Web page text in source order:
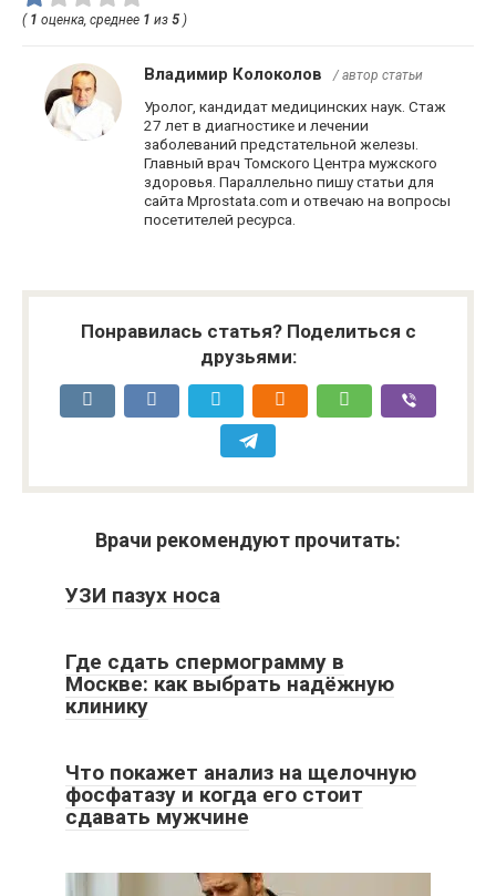
( 1 оценка, среднее 1 из 5 )
Владимир Колоколов / автор статьи
Уролог, кандидат медицинских наук. Стаж
27 лет в диагностике и лечении
заболеваний предстательной железы.
Главный врач Томского Центра мужского
здоровья. Параллельно пишу статьи для
сайта Mprostata.com и отвечаю на вопросы
посетителей ресурса.
Понравилась статья? Поделиться с
друзьями:
Врачи рекомендуют прочитать:
УЗИ пазух носа
Где сдать спермограмму в
Москве: как выбрать надёжную
клинику
Что покажет анализ на щелочную
фосфатазу и когда его стоит
сдавать мужчине